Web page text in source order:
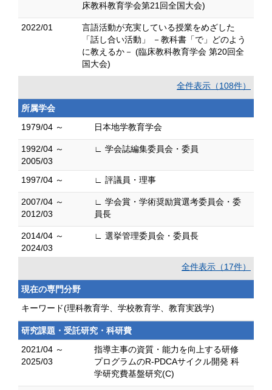
床教科教育学会第21回全国大会)
2022/01
言語活動が充実している授業をめざした
「話し合い活動」 －教科書「で」どのよう
に教えるか－ (臨床教科教育学会 第20回全
国大会)
全件表示（108件）
所属学会
1979/04 ～
日本地学教育学会
1992/04 ～
2005/03
∟ 学会誌編集委員会・委員
1997/04 ～ ∟ 評議員・理事
2007/04 ～
2012/03
∟ 学会賞・学術奨励賞選考委員会・委
員長
2014/04 ～
2024/03
∟ 選挙管理委員会・委員長
全件表示（17件）
現在の専門分野
キーワード(理科教育学、学校教育学、教育実践学)
研究課題・受託研究・科研費
2021/04 ～
2025/03
指導主事の資質・能力を向上する研修
プログラムのR-PDCAサイクル開発 科
学研究費基盤研究(C)